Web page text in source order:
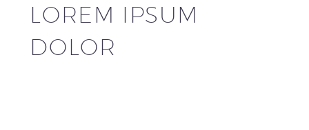
LOREM IPSUM
DOLOR